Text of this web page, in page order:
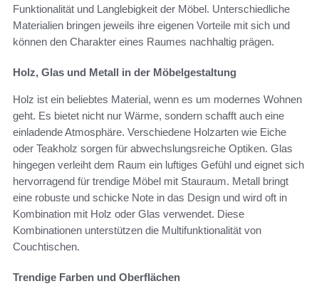
Funktionalität und Langlebigkeit der Möbel. Unterschiedliche
Materialien bringen jeweils ihre eigenen Vorteile mit sich und
können den Charakter eines Raumes nachhaltig prägen.
Holz, Glas und Metall in der Möbelgestaltung
Holz ist ein beliebtes Material, wenn es um modernes Wohnen
geht. Es bietet nicht nur Wärme, sondern schafft auch eine
einladende Atmosphäre. Verschiedene Holzarten wie Eiche
oder Teakholz sorgen für abwechslungsreiche Optiken. Glas
hingegen verleiht dem Raum ein luftiges Gefühl und eignet sich
hervorragend für trendige Möbel mit Stauraum. Metall bringt
eine robuste und schicke Note in das Design und wird oft in
Kombination mit Holz oder Glas verwendet. Diese
Kombinationen unterstützen die Multifunktionalität von
Couchtischen.
Trendige Farben und Oberflächen